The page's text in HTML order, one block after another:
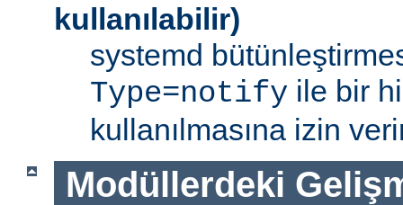
kullanılabilir)
systemd
Type=notify ile bir
kullanılmasına izin
Modüllerdeki